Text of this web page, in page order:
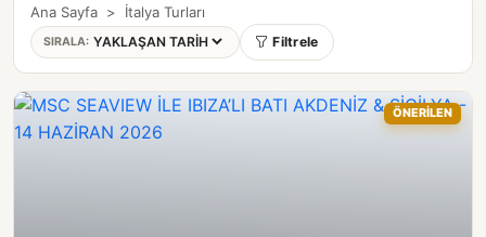
Ana Sayfa > İtalya Turları
SIRALA: Filtrele
ÖNERİLEN